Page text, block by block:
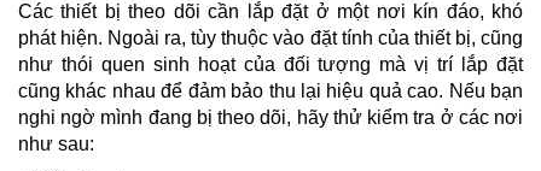
Các thiết bị theo dõi cần lắp đặt ở một nơi kín đáo, khó
phát hiện. Ngoài ra, tùy thuộc vào đặt tính của thiết bị, cũng
như thói quen sinh hoạt của đối tượng mà vị trí lắp đặt
cũng khác nhau để đảm bảo thu lại hiệu quả cao. Nếu bạn
nghi ngờ mình đang bị theo dõi, hãy thử kiểm tra ở các nơi
như sau: